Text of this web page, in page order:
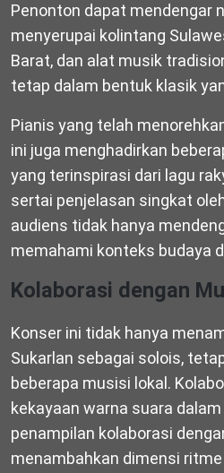
Penonton dapat mendengar
menyerupai kolintang
Barat, dan alat musik
tetap dalam bentuk klasik
Pianis yang telah
ini juga menghadirkan
yang terinspirasi dari lagu
sertai penjelasan singkat
audiens tidak hanya
memahami konteks budaya
Kolaborasi dengan
Konser ini tidak hanya
Sukarlan sebagai solois,
beberapa musisi lokal.
kekayaan warna suara
penampilan kolaborasi
menambahkan dimensi